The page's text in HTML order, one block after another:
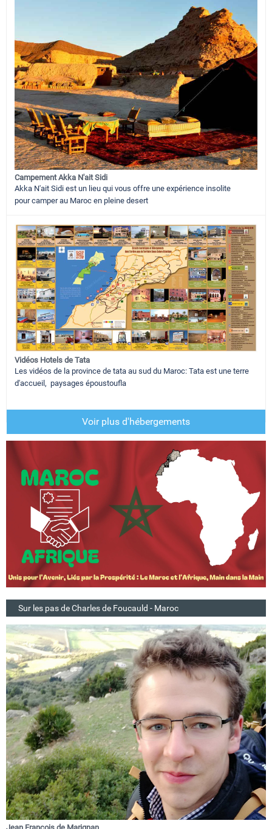
Campement Akka N'ait Sidi
Akka N'ait Sidi est un lieu qui vous offre une expérience insolite
pour camper au Maroc en pleine desert
Vidéos Hotels de Tata
Les vidéos de la province de tata au sud du Maroc: Tata est une terre
d'accueil, paysages époustoufla
Voir plus d'hébergements
Sur les pas de Charles de Foucauld - Maroc